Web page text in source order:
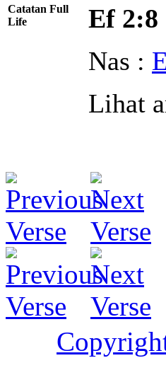
Catatan Full
Life
Ef 2:8
Nas :
Lihat